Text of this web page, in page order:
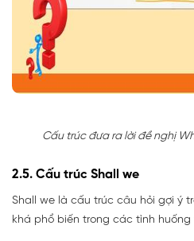
Cấu trúc đưa ra lời đề nghị
2.5. Cấu trúc Shall we
Shall we là cấu trúc câu hỏi gợi ý
khá phổ biến trong các tình huống